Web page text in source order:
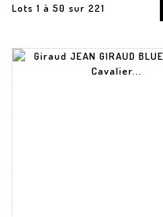
Lots 1 à 50 sur 221